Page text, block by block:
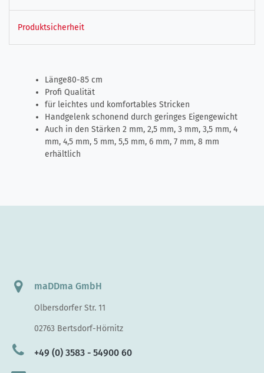
Produktsicherheit
Länge80-85 cm
Profi Qualität
für leichtes und komfortables Stricken
Handgelenk schonend durch geringes Eigengewicht
Auch in den Stärken 2 mm, 2,5 mm, 3 mm, 3,5 mm, 4
mm, 4,5 mm, 5 mm, 5,5 mm, 6 mm, 7 mm, 8 mm
erhältlich
maDDma GmbH
Olbersdorfer Str. 11
02763 Bertsdorf-Hörnitz
+49 (0) 3583 - 54900 60